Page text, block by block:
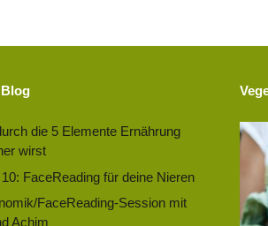
Blog
die 5 Elemente Ernährung
wirst
FaceReading für deine Nieren
FaceReading-Session mit
Achim